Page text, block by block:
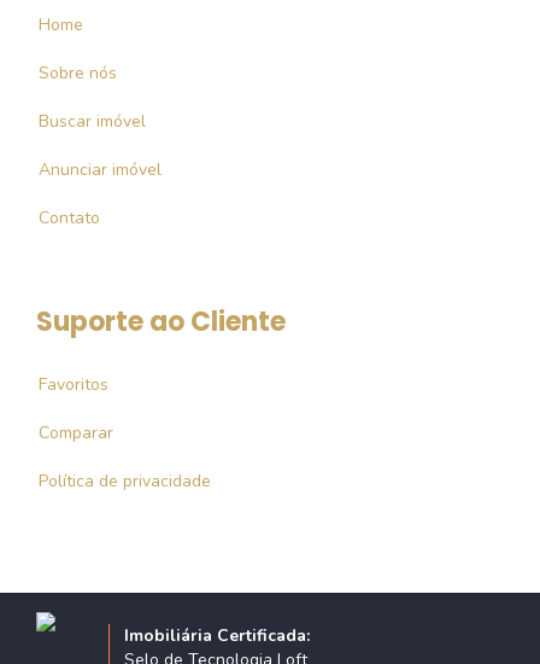
Home
Sobre nós
Buscar imóvel
Anunciar imóvel
Contato
Suporte ao Cliente
Favoritos
Comparar
Política de privacidade
Imobiliária Certificada: